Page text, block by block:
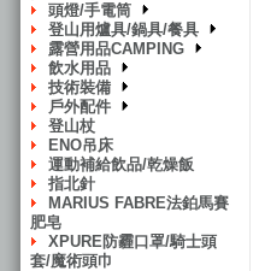
頭燈/手電筒
登山用爐具/鍋具/餐具
露營用品CAMPING
飲水用品
技術裝備
戶外配件
登山杖
ENO吊床
運動補給飲品/乾燥飯
指北針
MARIUS FABRE法鉑馬賽
肥皂
XPURE防霾口罩/騎士頭
套/魔術頭巾